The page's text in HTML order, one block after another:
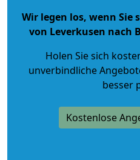
Wir legen los, wenn Sie
von Leverkusen nach
Holen Sie sich
unverbindliche
besser
Kostenlose